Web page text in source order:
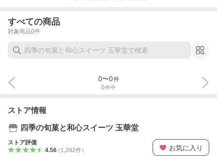
すべての商品
対象商品0件
0件中
0〜0件
ストア情報
四季の旬菓と和心スイーツ 玉華堂
ストア評価
4.56（ 1,292件） お気に入り